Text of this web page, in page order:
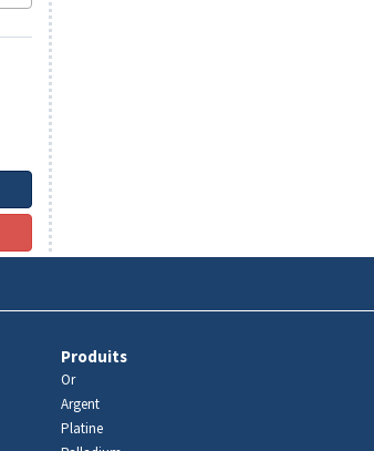
Produits
Or
Argent
Platine